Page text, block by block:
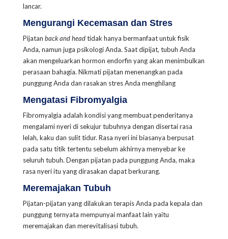
lancar.
Mengurangi Kecemasan dan Stres
Pijatan back and headtidak hanya bermanfaat untuk fisik
Anda, namun juga psikologi Anda. Saat dipijat, tubuh Anda
akan mengeluarkan hormon endorfin yang akan menimbulkan
perasaan bahagia. Nikmati pijatan menenangkan pada
punggung Anda dan rasakan stres Anda menghilang
Mengatasi Fibromyalgia
Fibromyalgia adalah kondisi yang membuat penderitanya
mengalami nyeri di sekujur tubuhnya dengan disertai rasa
lelah, kaku dan sulit tidur. Rasa nyeri ini biasanya berpusat
pada satu titik tertentu sebelum akhirnya menyebar ke
seluruh tubuh. Dengan pijatan pada punggung Anda, maka
rasa nyeri itu yang dirasakan dapat berkurang.
Meremajakan Tubuh
Pijatan-pijatan yang dilakukan terapis Anda pada kepala dan
punggung ternyata mempunyai manfaat lain yaitu
meremajakan dan merevitalisasi tubuh.